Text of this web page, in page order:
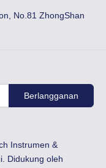
No.81 ZhongShan
Berlangganan
Instrumen &
Didukung oleh